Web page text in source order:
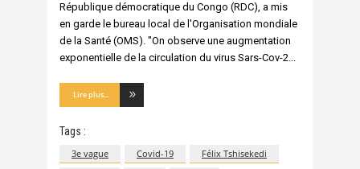
République démocratique du Congo (RDC), a mis
en garde le bureau local de l'Organisation mondiale
de la Santé (OMS). "On observe une augmentation
exponentielle de la circulation du virus Sars-Cov-2
Lire plus...
Tags :
3e vague Covid-19
Félix Tshisekedi